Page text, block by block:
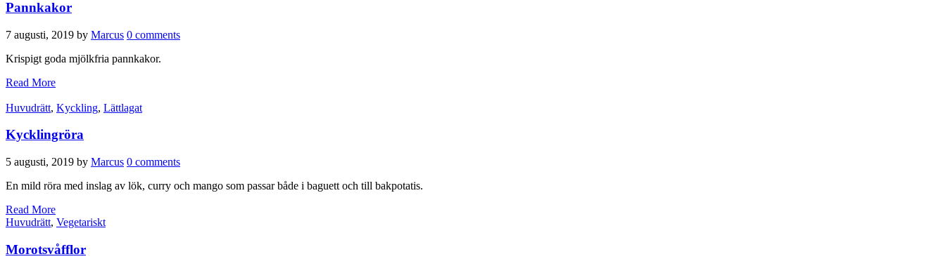
Pannkakor
7 augusti, 2019 by Marcus 0 comments
Krispigt goda mjölkfria pannkakor.
Read More
Huvudrätt, Kyckling, Lättlagat
Kycklingröra
5 augusti, 2019 by Marcus 0 comments
En mild röra med inslag av lök, curry och mango som passar både i baguett och till bakpotatis.
Read More
Huvudrätt, Vegetariskt
Morotsvåfflor